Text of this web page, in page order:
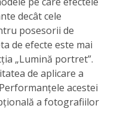
decât cele
posesorii de
de efecte este mai
„Lumină portret”.
de aplicare a
acestei
a fotografiilor